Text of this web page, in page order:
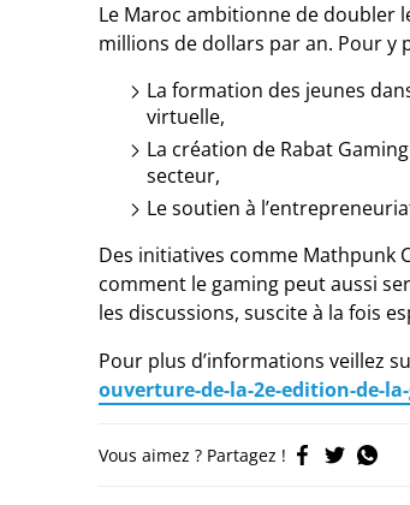
Le Maroc ambitionne de doubler
millions de dollars par an. Pour y
La formation des jeunes
virtuelle,
La création de Rabat
secteur,
Le soutien à
Des initiatives comme Mathpunk
comment le gaming peut aussi
les discussions, suscite à la fois
Pour plus d’informations veillez
ouverture-de-la-2e-edition-de-
Vous aimez ? Partagez !